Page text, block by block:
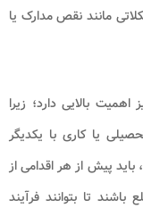
مانند نقص مدارک یا
اهمیت بالایی دارد؛ زیرا
یا کاری با یکدیگر
، باید پیش از هر اقدامی از
تا بتوانند فرآیند